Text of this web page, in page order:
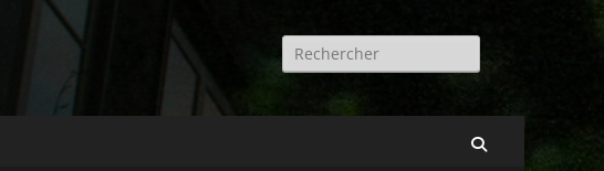
Rechercher :